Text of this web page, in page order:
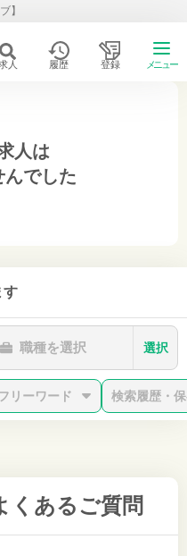
】
人 履歴 登録 メニュー
人は
んでした
す
職種を選択 選択
リーワード 検索履歴・
くあるご質問